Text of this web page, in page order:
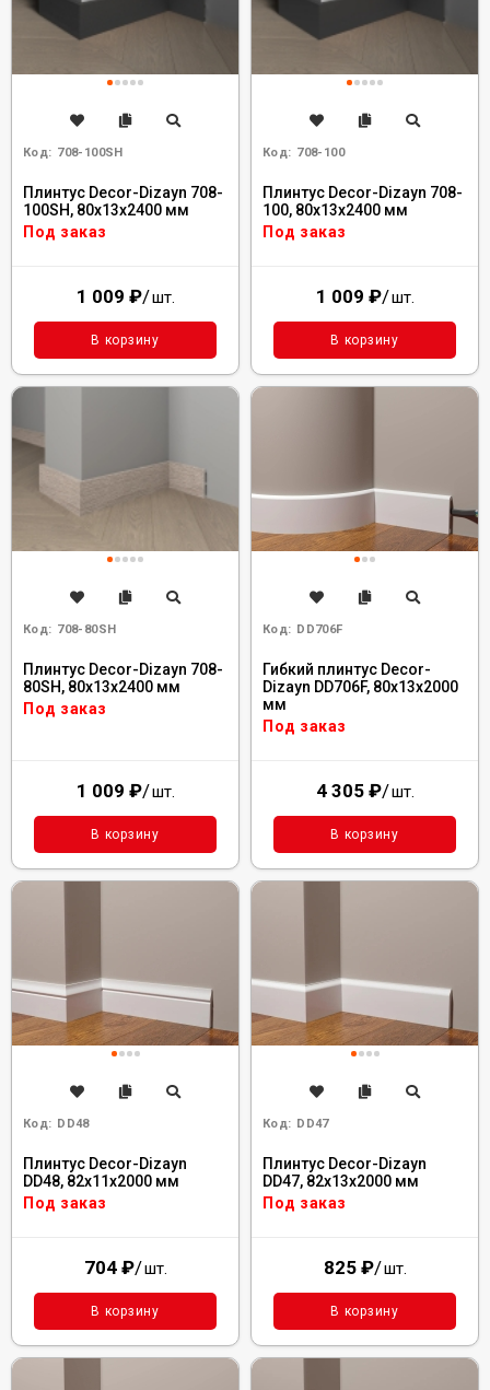
Код: 708-100SH
Плинтус Decor-Dizayn 708-
100SH, 80x13x2400 мм
Под заказ
1 009 ₽/шт.
В корзину
Код: 708-100
Плинтус Decor-Dizayn 708-
100, 80x13x2400 мм
Под заказ
1 009 ₽/шт.
В корзину
Код: 708-80SH
Плинтус Decor-Dizayn 708-
80SH, 80x13x2400 мм
Под заказ
1 009 ₽/шт.
В корзину
Код: DD706F
Гибкий плинтус Decor-
Dizayn DD706F, 80x13x2000
мм
Под заказ
4 305 ₽/шт.
В корзину
Код: DD48
Плинтус Decor-Dizayn
DD48, 82x11x2000 мм
Под заказ
704 ₽/шт.
В корзину
Код: DD47
Плинтус Decor-Dizayn
DD47, 82x13x2000 мм
Под заказ
825 ₽/шт.
В корзину